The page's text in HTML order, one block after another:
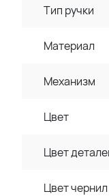
Тип ручки
Материал
Механизм
Цвет
Цвет
Цвет чернил